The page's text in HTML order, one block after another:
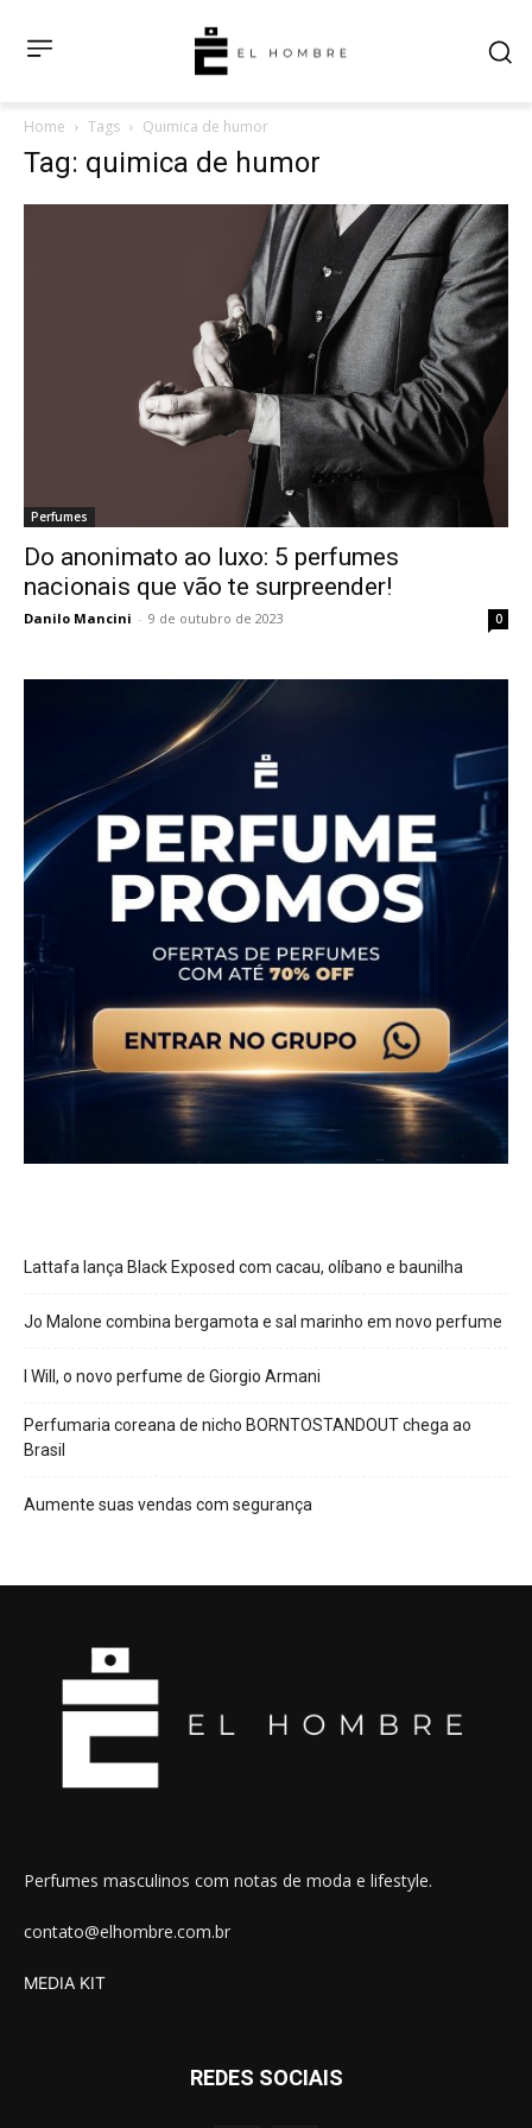
Home Tags Quimica de humor
Tag: quimica de humor
Perfumes
Do anonimato ao luxo: 5 perfumes
nacionais que vão te surpreender!
Danilo Mancini - 9 de outubro de 2023 0
Lattafa lança Black Exposed com cacau, olíbano e baunilha
Jo Malone combina bergamota e sal marinho em novo perfume
I Will, o novo perfume de Giorgio Armani
Perfumaria coreana de nicho BORNTOSTANDOUT chega ao
Brasil
Aumente suas vendas com segurança
Perfumes masculinos com notas de moda e lifestyle.
contato@elhombre.com.br
MEDIA KIT
REDES SOCIAIS